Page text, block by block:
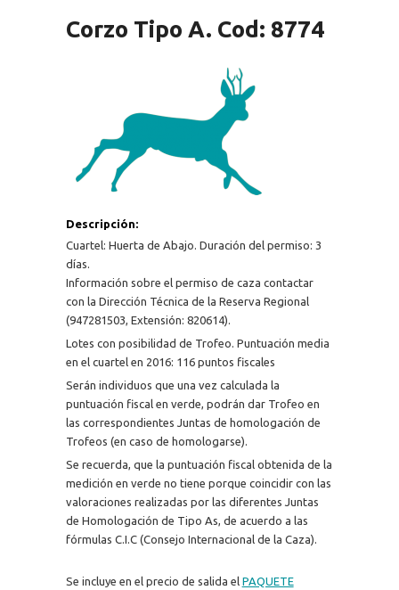
Corzo Tipo A. Cod: 8774
Descripción:
Cuartel: Huerta de Abajo. Duración del permiso: 3
días.
Información sobre el permiso de caza contactar
con la Dirección Técnica de la Reserva Regional
(947281503, Extensión: 820614).
Lotes con posibilidad de Trofeo. Puntuación media
en el cuartel en 2016: 116 puntos fiscales
Serán individuos que una vez calculada la
puntuación fiscal en verde, podrán dar Trofeo en
las correspondientes Juntas de homologación de
Trofeos (en caso de homologarse).
Se recuerda, que la puntuación fiscal obtenida de la
medición en verde no tiene porque coincidir con las
valoraciones realizadas por las diferentes Juntas
de Homologación de Tipo As, de acuerdo a las
fórmulas C.I.C (Consejo Internacional de la Caza).
Se incluye en el precio de salida el PAQUETE